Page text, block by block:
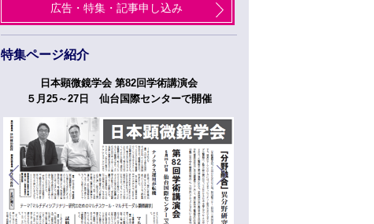
広告・特集・記事申し込み
特集ページ紹介
日本顕微鏡学会 第82回学術講演会
５月25～27日 仙台国際センターで開催